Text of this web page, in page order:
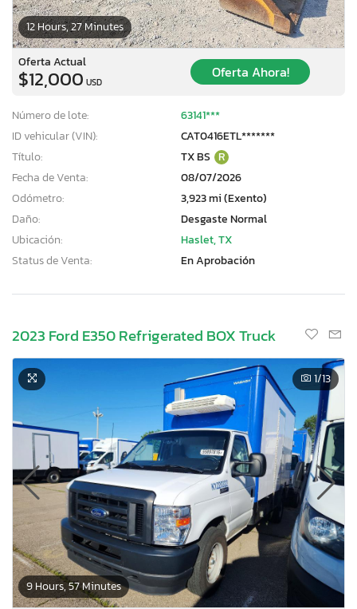
12 Hours, 27 Minutes
Oferta Actual
$12,000 USD
Oferta Ahora!
Número de lote:
63141***
ID vehicular (VIN):
CAT0416ETL*******
Título:
TX BS R
Fecha de Venta:
08/07/2026
Odómetro:
3,923 mi (Exento)
Daño:
Desgaste Normal
Ubicación:
Haslet, TX
Status de Venta:
En Aprobación
2023 Ford E350 Refrigerated BOX Truck
9 Hours, 57 Minutes
1/13